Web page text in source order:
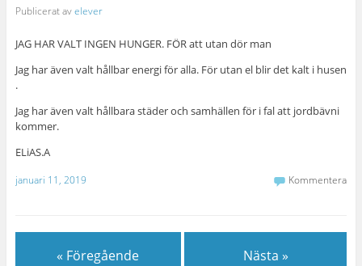
Publicerat avelever
JAG HAR VALT INGEN HUNGER. FÖR att utan dör man
Jag har även valt hållbar energi för alla. För utan el blir det kalt i husen
.
Jag har även valt hållbara städer och samhällen för i fal att jordbävni
kommer.
ELiAS.A
januari 11, 2019 Kommentera
« Föregående Nästa »